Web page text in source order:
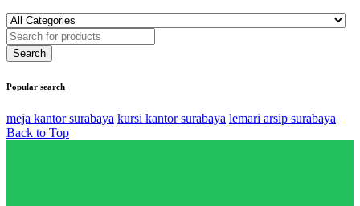
Popular search
meja kantor surabaya kursi kantor surabaya lemari arsip surabaya
Back to Top